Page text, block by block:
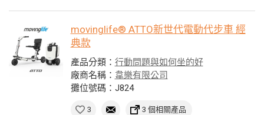
movinglife® ATTO新世代電動代步車 經
典款
產品分類： 行動問題與如何坐的好
廠商名稱： 韋樂有限公司
攤位號碼：J824
3 3 個相關產品